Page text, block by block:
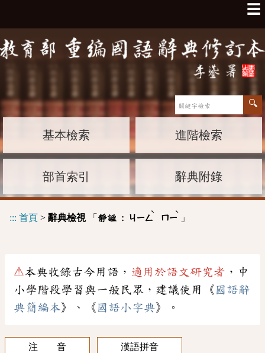
☰
基本檢索 進階檢索
部首索引 辭典附錄
::: 首頁 > 辭典檢視「 靜謐 : ㄐㄧㄥ
ˋ
ㄇㄧ
ˋ
」
⚠本典收錄古今用語， 適用於語文研究者 ，中
小學階段學習與一般民眾，建議使用《 國語辭
典簡編本》、《 國語小字典》。
注 音
漢語拼音